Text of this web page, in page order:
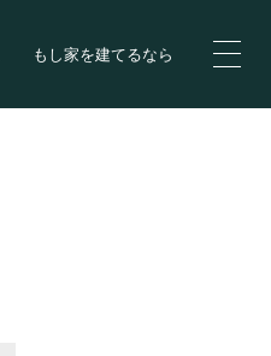
もし家を建てるなら